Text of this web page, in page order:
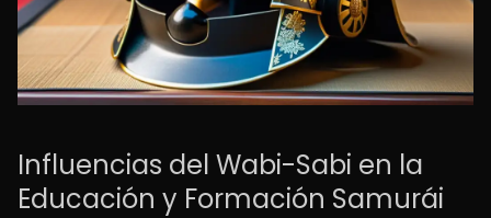
Influencias del Wabi-Sabi en la
Educación y Formación Samurái